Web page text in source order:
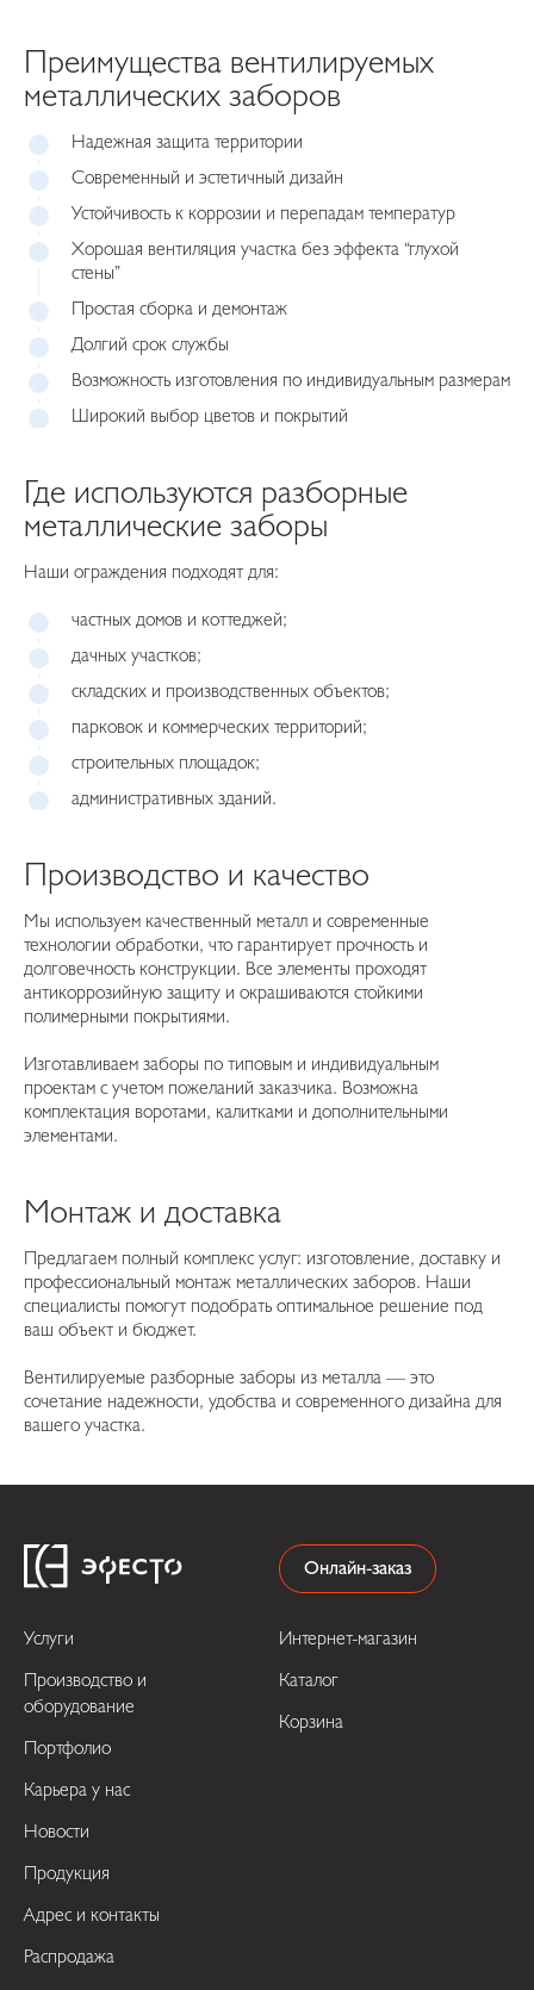
Преимущества вентилируемых
металлических заборов
Надежная защита территории
Современный и эстетичный дизайн
Устойчивость к коррозии и перепадам температур
Хорошая вентиляция участка без эффекта “глухой
стены”
Простая сборка и демонтаж
Долгий срок службы
Возможность изготовления по индивидуальным размерам
Широкий выбор цветов и покрытий
Где используются разборные
металлические заборы
Наши ограждения подходят для:
частных домов и коттеджей;
дачных участков;
складских и производственных объектов;
парковок и коммерческих территорий;
строительных площадок;
административных зданий.
Производство и качество
Мы используем качественный металл и современные
технологии обработки, что гарантирует прочность и
долговечность конструкции. Все элементы проходят
антикоррозийную защиту и окрашиваются стойкими
полимерными покрытиями.
Изготавливаем заборы по типовым и индивидуальным
проектам с учетом пожеланий заказчика. Возможна
комплектация воротами, калитками и дополнительными
элементами.
Монтаж и доставка
Предлагаем полный комплекс услуг: изготовление, доставку и
профессиональный монтаж металлических заборов. Наши
специалисты помогут подобрать оптимальное решение под
ваш объект и бюджет.
Вентилируемые разборные заборы из металла — это
сочетание надежности, удобства и современного дизайна для
вашего участка.
Услуги
Производство и
оборудование
Портфолио
Карьера у нас
Новости
Продукция
Адрес и контакты
Распродажа
Онлайн-заказ
Интернет-магазин
Каталог
Корзина